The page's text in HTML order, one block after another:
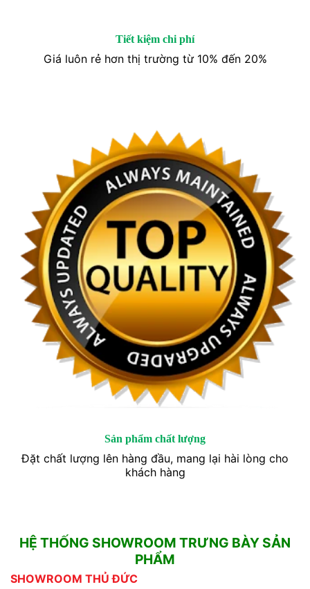
Tiết kiệm chi phí
Giá luôn rẻ hơn thị trường từ 10% đến 20%
Sản phẩm chất lượng
Đặt chất lượng lên hàng đầu, mang lại hài lòng cho
khách hàng
HỆ THỐNG SHOWROOM TRƯNG BÀY SẢN
PHẨM
SHOWROOM THỦ ĐỨC